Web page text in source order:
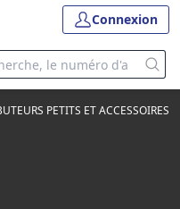
Connexion
PETITS ET ACCESSOIRES